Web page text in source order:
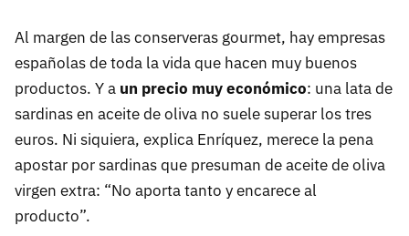
Al margen de las conserveras gourmet, hay empresas
españolas de toda la vida que hacen muy buenos
productos. Y a un precio muy económico: una lata de
sardinas en aceite de oliva no suele superar los tres
euros. Ni siquiera, explica Enríquez, merece la pena
apostar por sardinas que presuman de aceite de oliva
virgen extra: “No aporta tanto y encarece al
producto”.